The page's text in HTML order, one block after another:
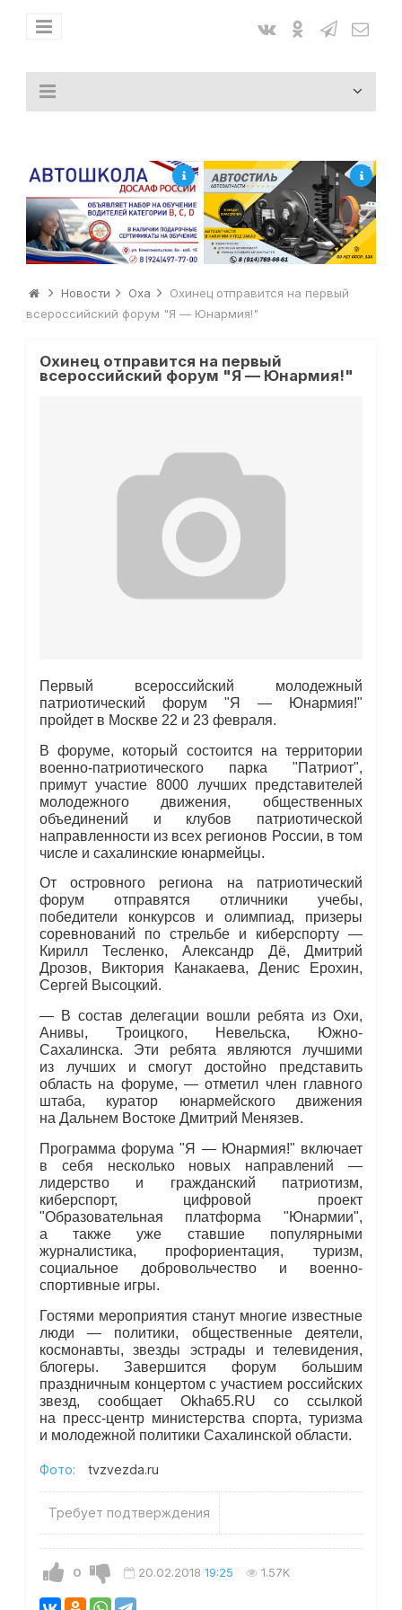
Новости Оха
Охинец отправится на первый
всероссийский форум "Я — Юнармия!"
Охинец отправится на первый
всероссийский форум "Я — Юнармия!"
Первый всероссийский молодежный
патриотический форум "Я — Юнармия!"
пройдет в Москве 22 и 23 февраля.
В форуме, который состоится на территории
военно-патриотического парка "Патриот",
примут участие 8000 лучших представителей
молодежного движения, общественных
объединений и клубов патриотической
направленности из всех регионов России, в том
числе и сахалинские юнармейцы.
От островного региона на патриотический
форум отправятся отличники учебы,
победители конкурсов и олимпиад, призеры
соревнований по стрельбе и киберспорту —
Кирилл Тесленко, Александр Дё, Дмитрий
Дрозов, Виктория Канакаева, Денис Ерохин,
Сергей Высоцкий.
— В состав делегации вошли ребята из Охи,
Анивы, Троицкого, Невельска, Южно-
Сахалинска. Эти ребята являются лучшими
из лучших и смогут достойно представить
область на форуме, — отметил член главного
штаба, куратор юнармейского движения
на Дальнем Востоке Дмитрий Менязев.
Программа форума "Я — Юнармия!" включает
в себя несколько новых направлений —
лидерство и гражданский патриотизм,
киберспорт, цифровой проект
"Образовательная платформа "Юнармии",
а также уже ставшие популярными
журналистика, профориентация, туризм,
социальное добровольчество и военно-
спортивные игры.
Гостями мероприятия станут многие известные
люди — политики, общественные деятели,
космонавты, звезды эстрады и телевидения,
блогеры. Завершится форум большим
праздничным концертом с участием российских
звезд, сообщает Okha65.RU со ссылкой
на пресс-центр министерства спорта, туризма
и молодежной политики Сахалинской области.
Фото: tvzvezda.ru
Требует подтверждения
0 20.02.2018 19:25 1.57K